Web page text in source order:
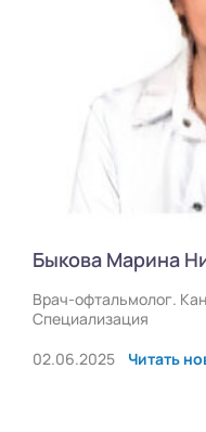
Быкова Марина
Врач-офтальмолог.
Специализация
02.06.2025
Читать